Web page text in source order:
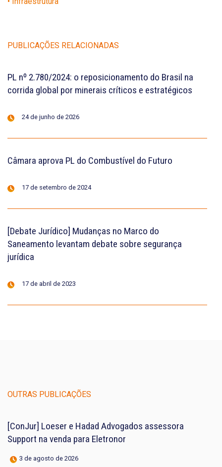
PUBLICAÇÕES RELACIONADAS
PL nº 2.780/2024: o reposicionamento do Brasil na
corrida global por minerais críticos e estratégicos
24 de junho de 2026
Câmara aprova PL do Combustível do Futuro
17 de setembro de 2024
[Debate Jurídico] Mudanças no Marco do
Saneamento levantam debate sobre segurança
jurídica
17 de abril de 2023
OUTRAS PUBLICAÇÕES
[ConJur] Loeser e Hadad Advogados assessora
Support na venda para Eletronor
3 de agosto de 2026